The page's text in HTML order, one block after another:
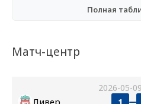
Полная
Матч-центр
2026-05-
Ливерпуль 1